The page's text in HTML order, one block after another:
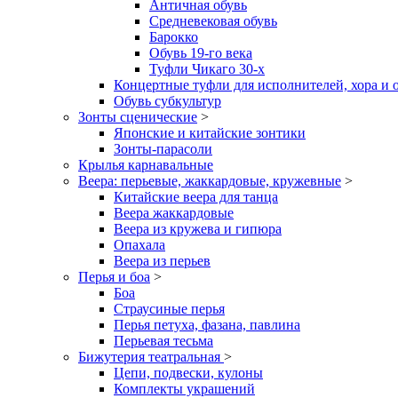
Античная обувь
Средневековая обувь
Барокко
Обувь 19-го века
Туфли Чикаго 30-х
Концертные туфли для исполнителей, хора и
Обувь субкультур
Зонты сценические >
Японские и китайские зонтики
Зонты-парасоли
Крылья карнавальные
Веера: перьевые, жаккардовые, кружевные >
Китайские веера для танца
Веера жаккардовые
Веера из кружева и гипюра
Опахала
Веера из перьев
Перья и боа >
Боа
Страусиные перья
Перья петуха, фазана, павлина
Перьевая тесьма
Бижутерия театральная >
Цепи, подвески, кулоны
Комплекты украшений